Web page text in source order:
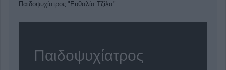
Παιδοψυχίατρος "Ευθαλία Τζίλα"
Παιδοψυχίατρος